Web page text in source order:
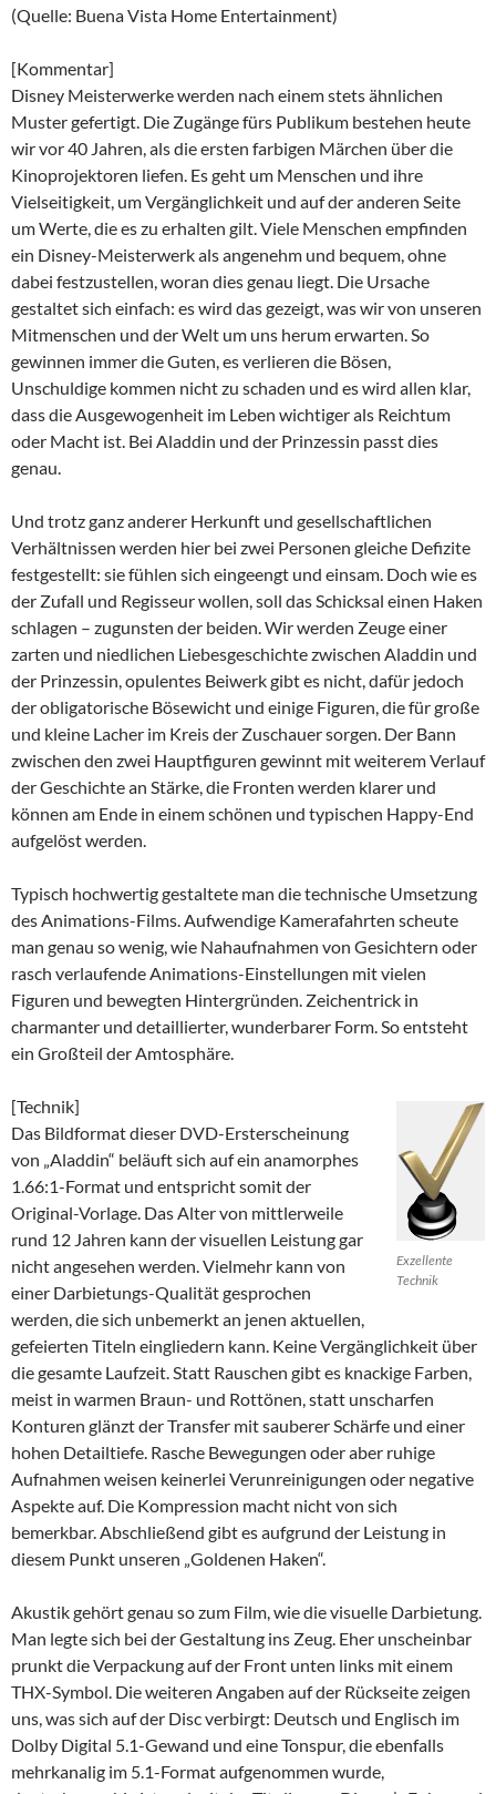
(Quelle: Buena Vista Home Entertainment)
[Kommentar]
Disney Meisterwerke werden nach einem stets ähnlichen
Muster gefertigt. Die Zugänge fürs Publikum bestehen heute
wir vor 40 Jahren, als die ersten farbigen Märchen über die
Kinoprojektoren liefen. Es geht um Menschen und ihre
Vielseitigkeit, um Vergänglichkeit und auf der anderen Seite
um Werte, die es zu erhalten gilt. Viele Menschen empfinden
ein Disney-Meisterwerk als angenehm und bequem, ohne
dabei festzustellen, woran dies genau liegt. Die Ursache
gestaltet sich einfach: es wird das gezeigt, was wir von unseren
Mitmenschen und der Welt um uns herum erwarten. So
gewinnen immer die Guten, es verlieren die Bösen,
Unschuldige kommen nicht zu schaden und es wird allen klar,
dass die Ausgewogenheit im Leben wichtiger als Reichtum
oder Macht ist. Bei Aladdin und der Prinzessin passt dies
genau.
Und trotz ganz anderer Herkunft und gesellschaftlichen
Verhältnissen werden hier bei zwei Personen gleiche Defizite
festgestellt: sie fühlen sich eingeengt und einsam. Doch wie es
der Zufall und Regisseur wollen, soll das Schicksal einen Haken
schlagen – zugunsten der beiden. Wir werden Zeuge einer
zarten und niedlichen Liebesgeschichte zwischen Aladdin und
der Prinzessin, opulentes Beiwerk gibt es nicht, dafür jedoch
der obligatorische Bösewicht und einige Figuren, die für große
und kleine Lacher im Kreis der Zuschauer sorgen. Der Bann
zwischen den zwei Hauptfiguren gewinnt mit weiterem Verlauf
der Geschichte an Stärke, die Fronten werden klarer und
können am Ende in einem schönen und typischen Happy-End
aufgelöst werden.
Typisch hochwertig gestaltete man die technische Umsetzung
des Animations-Films. Aufwendige Kamerafahrten scheute
man genau so wenig, wie Nahaufnahmen von Gesichtern oder
rasch verlaufende Animations-Einstellungen mit vielen
Figuren und bewegten Hintergründen. Zeichentrick in
charmanter und detaillierter, wunderbarer Form. So entsteht
ein Großteil der Amtosphäre.
Exzellente
Technik
[Technik]
Das Bildformat dieser DVD-Ersterscheinung
von „Aladdin“ beläuft sich auf ein anamorphes
1.66:1-Format und entspricht somit der
Original-Vorlage. Das Alter von mittlerweile
rund 12 Jahren kann der visuellen Leistung gar
nicht angesehen werden. Vielmehr kann von
einer Darbietungs-Qualität gesprochen
werden, die sich unbemerkt an jenen aktuellen,
gefeierten Titeln eingliedern kann. Keine Vergänglichkeit über
die gesamte Laufzeit. Statt Rauschen gibt es knackige Farben,
meist in warmen Braun- und Rottönen, statt unscharfen
Konturen glänzt der Transfer mit sauberer Schärfe und einer
hohen Detailtiefe. Rasche Bewegungen oder aber ruhige
Aufnahmen weisen keinerlei Verunreinigungen oder negative
Aspekte auf. Die Kompression macht nicht von sich
bemerkbar. Abschließend gibt es aufgrund der Leistung in
diesem Punkt unseren „Goldenen Haken“.
Akustik gehört genau so zum Film, wie die visuelle Darbietung.
Man legte sich bei der Gestaltung ins Zeug. Eher unscheinbar
prunkt die Verpackung auf der Front unten links mit einem
THX-Symbol. Die weiteren Angaben auf der Rückseite zeigen
uns, was sich auf der Disc verbirgt: Deutsch und Englisch im
Dolby Digital 5.1-Gewand und eine Tonspur, die ebenfalls
mehrkanalig im 5.1-Format aufgenommen wurde,